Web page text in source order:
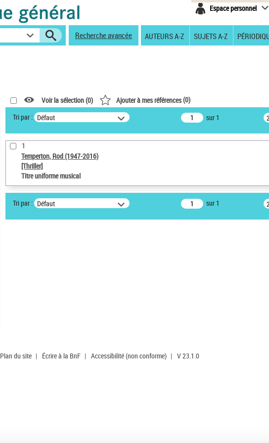
Espace personnel
Recherche avancée AUTEURS A-Z SUJETS A-Z
Voir la sélection (0) Ajouter à mes références(0)
Tri par : Défaut sur 1
1
Temperton, Rod (1947-2016)
[Thriller]
Titre uniforme musical
Tri par : Défaut sur 1
Plan du site | Écrire à la BnF | Accessibilité (non conforme) | V 23.1.0